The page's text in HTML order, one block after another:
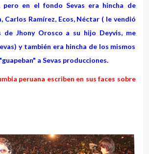
pero en el fondo Sevas era hincha de
Carlos Ramírez, Ecos, Néctar ( le vendió
Jhony Orosco a su hijo Deyvis, me
y también era hincha de los mismos
a Sevas producciones.
peruana escriben en sus faces sobre